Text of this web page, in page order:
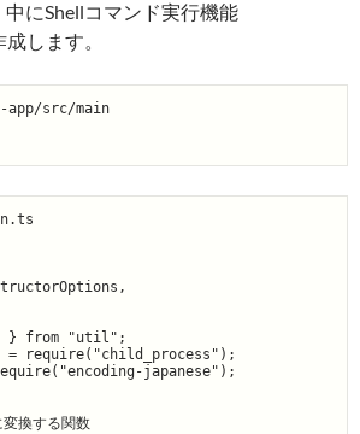
にShellコマンド実行機能
します。
app/src/main
} from "util";
= require("child_process");
japanese");
換する関数